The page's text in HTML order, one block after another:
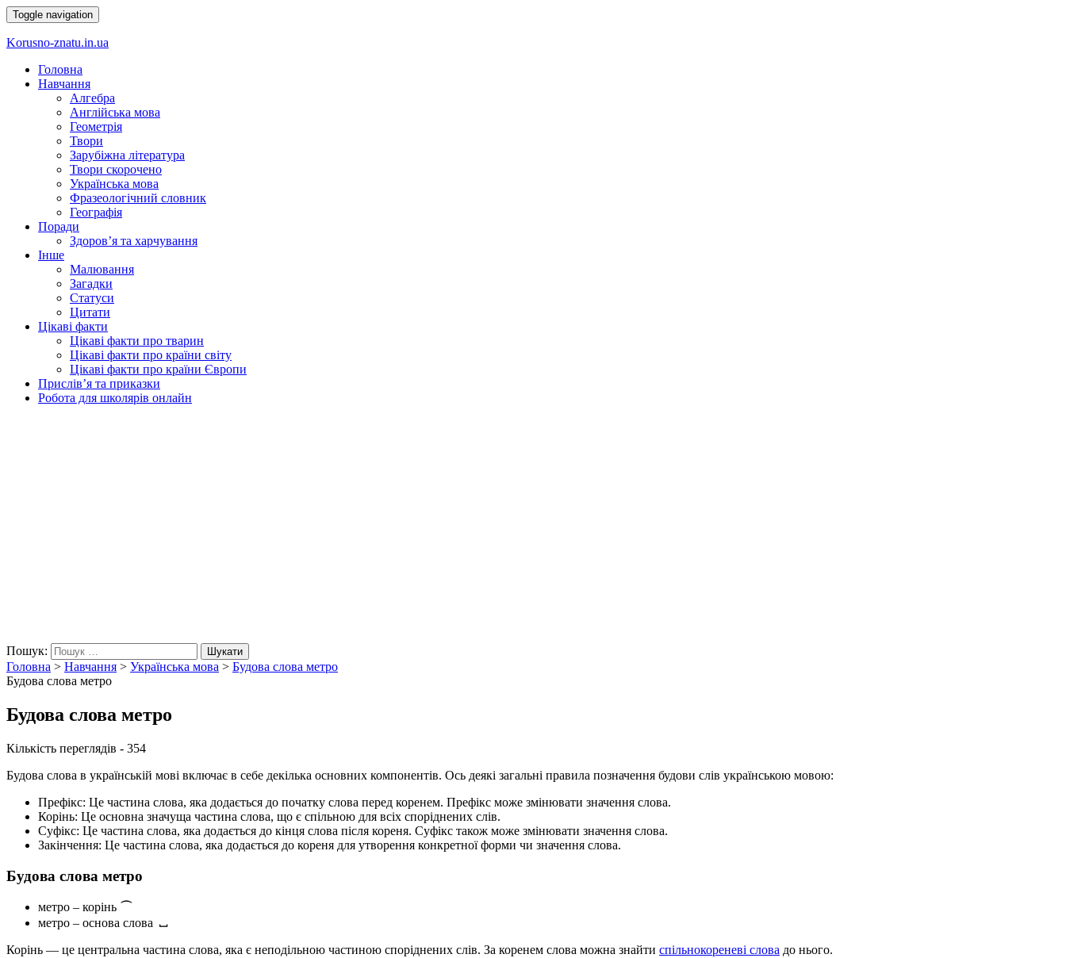
Toggle navigation
Korusno-znatu.in.ua
Головна
Навчання
Алгебра
Англійська мова
Геометрія
Твори
Зарубіжна література
Твори скорочено
Українська мова
Фразеологічний словник
Географія
Поради
Здоров’я та харчування
Інше
Малювання
Загадки
Статуси
Цитати
Цікаві факти
Цікаві факти про тварин
Цікаві факти про країни світу
Цікаві факти про країни Європи
Прислів’я та приказки
Робота для школярів онлайн
Пошук: Шукати
Головна > Навчання > Українська мова > Будова слова метро
Будова слова метро
Будова слова метро
Кількість переглядів - 354
Будова слова в українській мові включає в себе декілька основних компонентів. Ось деякі загальні правила позначення будови слів українською мовою:
Префікс: Це частина слова, яка додається до початку слова перед коренем. Префікс може змінювати значення слова.
Корінь: Це основна значуща частина слова, що є спільною для всіх споріднених слів.
Суфікс: Це частина слова, яка додається до кінця слова після кореня. Суфікс також може змінювати значення слова.
Закінчення: Це частина слова, яка додається до кореня для утворення конкретної форми чи значення слова.
Будова слова метро
метро – корінь ⌒
метро – основа слова ⎵
Корінь — це центральна частина слова, яка є неподільною частиною споріднених слів. За коренем слова можна знайти спільнокореневі слова до нього.